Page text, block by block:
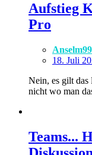
Aufstieg
Pro
Anselm99
18. Juli
Nein, es gilt das
nicht wo man
Teams...